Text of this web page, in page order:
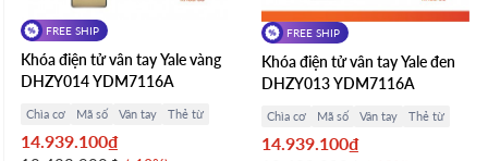
FREE SHIP
Khóa điện tử vân tay Yale vàng
DHZY014 YDM7116A
Chìa cơ Mã số Vân tay Thẻ từ
14.939.100₫
FREE SHIP
Khóa điện tử vân tay Yale đen
DHZY013 YDM7116A
Chìa cơ Mã số Vân tay Thẻ từ
14.939.100₫